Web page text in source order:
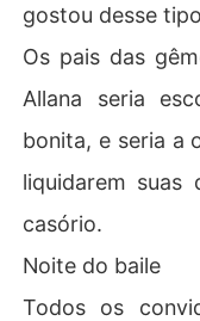
gostou desse
Os pais das
Allana seria
bonita, e seria a
liquidarem suas
casório.
Noite do baile
Todos os